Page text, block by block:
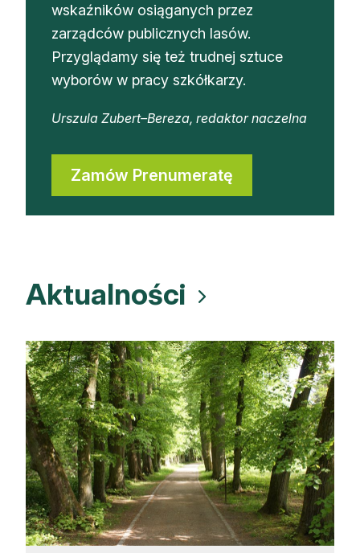
Kontakt
wskaźników osiąganych przez
zarządców publicznych lasów.
Przyglądamy się też trudnej sztuce
wyborów w pracy szkółkarzy.
Urszula Zubert–Bereza, redaktor naczelna
Zamów Prenumeratę
Aktualności